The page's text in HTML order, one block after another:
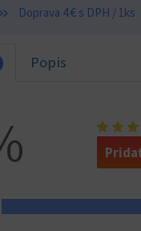
Doprava 4 € s DPH / 1ks
Popis